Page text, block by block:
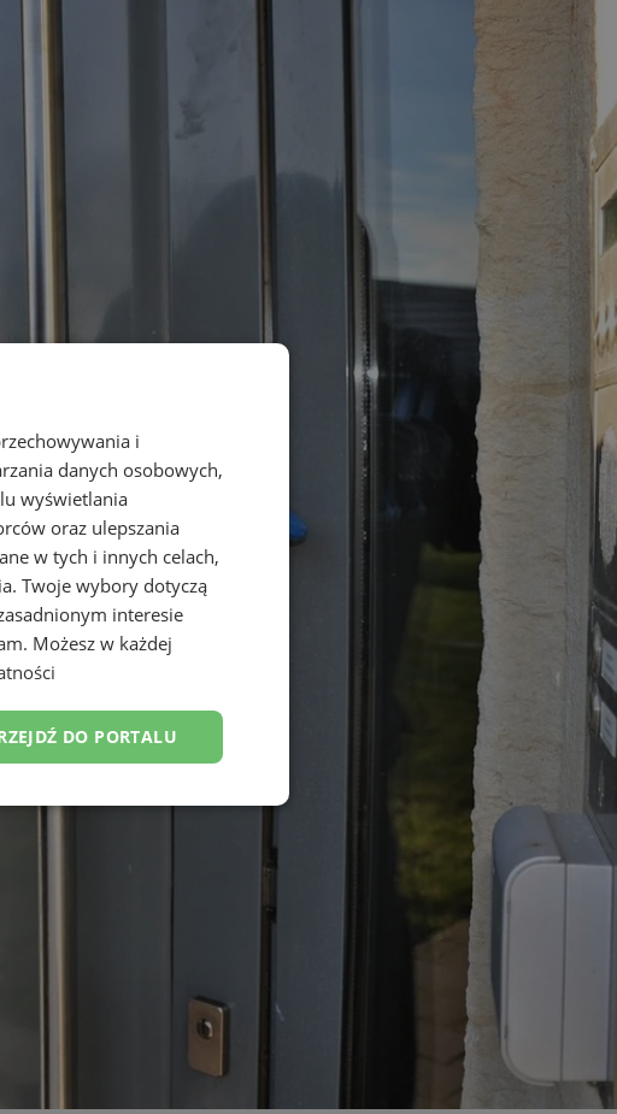
i
danych osobowych,
wyświetlania
oraz ulepszania
w tych i innych celach,
Twoje wybory dotyczą
interesie
. Możesz w każdej
DO PORTALU
Niesklasyfikowane
jak logowanie użytkownika i